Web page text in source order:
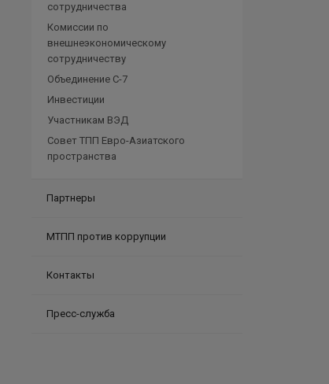
сотрудничества
Комиссии по
внешнеэкономическому
сотрудничеству
Объединение C-7
Инвестиции
Участникам ВЭД
Cовет ТПП Евро-Азиатского
пространства
Партнеры
МТПП против коррупции
Контакты
Пресс-служба